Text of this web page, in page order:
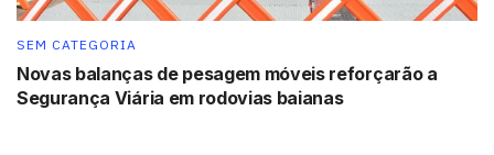
acompanhamento pela nossa equipe, que está a
disposição para esclarecimentos da marca e dos
representantes.
Tags: destaque SuperCoffee
SEM CATEGORIA
Novas balanças de pesagem móveis reforçarão a
Segurança Viária em rodovias baianas